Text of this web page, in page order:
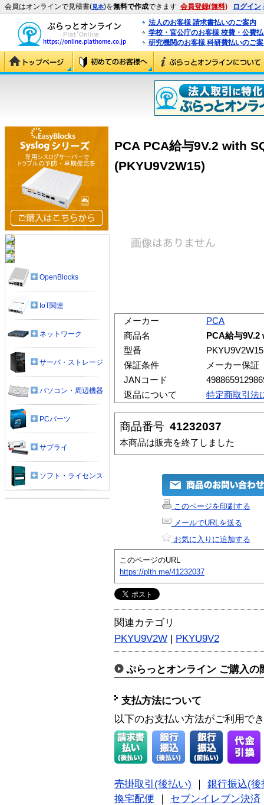
会員はオンラインで見積書(見本)を無料で作成できます 会員登録(無料) ログイン
法人のお客様 請求書払いのご案内
学校・官公庁のお客様 校費・公費
研究機関のお客様 科研費払いのご
PCA PCA給与9V.2 with
(PKYU9V2W15)
メーカー
PCA
商品名
PCA給与
型番
PKYU9V2W15
保証条件
メーカー保証
JANコード
返品について
特定商取引法
商品番号 41232037
本商品は販売を終了しました
このページを印刷する
メールでURLを送る
お気に入りに追加する
このページのURL
https://plth.me/41232037
関連カテゴリ
PKYU9V2W | PKYU9V2
ぷらっとオンライン ご購入の
支払方法について
以下のお支払い方法がご利用で
売掛取引(後払い) ｜ 銀行振込(後
換宅配便 ｜ セブンイレブン決済
OpenBlocks
IoT関連
ネットワーク
サーバ・ストレージ
パソコン・周辺機器
PCパーツ
サプライ
ソフト・ライセンス